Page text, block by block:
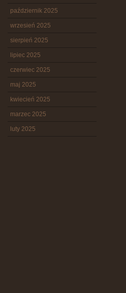
październik 2025
wrzesień 2025
sierpień 2025
lipiec 2025
czerwiec 2025
maj 2025
kwiecień 2025
marzec 2025
luty 2025